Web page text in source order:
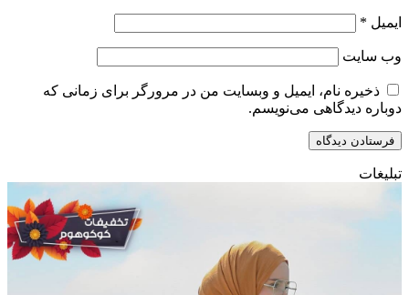
ایمیل *
وب‌ سایت
ذخیره نام، ایمیل و وبسایت من در مرورگر برای زمانی که
دوباره دیدگاهی می‌نویسم.
تبلیغات